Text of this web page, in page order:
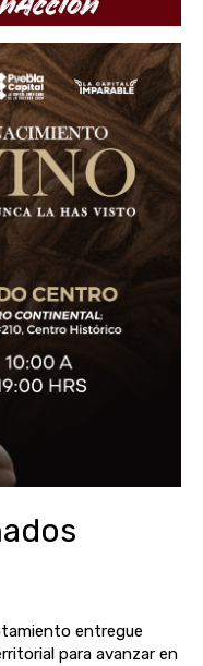
entregue
para avanzar en